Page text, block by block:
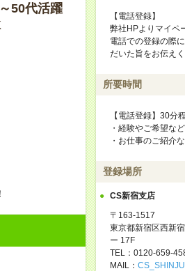
50代活躍
【電話登録】
弊社HPよりマイペ
電話での登録の際
だいた旨をお伝えく
所要時間
【電話登録】30分
・経験やご希望な
・お仕事のご紹介
登録場所
CS新宿支店
〒163-1517
東京都新宿区西新
ー 17F
TEL：0120-659-
MAIL：